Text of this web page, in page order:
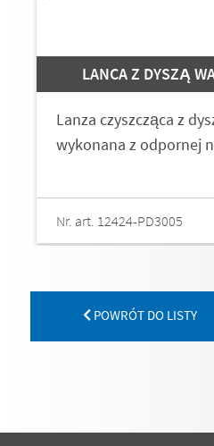
LANCA Z DYSZĄ
Lanza czyszcząca z
wykonana z odpornej
Nr. art. 12424-PD3005
POWRÓT DO LISTY